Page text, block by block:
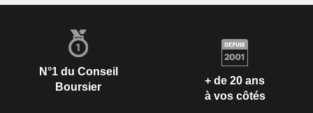
N°1 du Conseil
Boursier
+ de 20 ans
à vos côtés